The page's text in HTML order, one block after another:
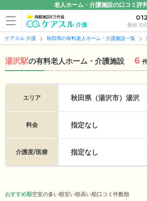
老人ホーム・介護施設の口コミ評
掲載施設5万件超
受付
ケアスル 介護 秋田県の有料老人ホーム・介護施設一覧
湯沢駅の有料老人ホーム・介護施設 6
エリア 秋田県（湯沢市） 湯沢
料金 指定なし
介護度/医療 指定なし
おすすめ順空室の多い順安い順高い順口コミ件数順